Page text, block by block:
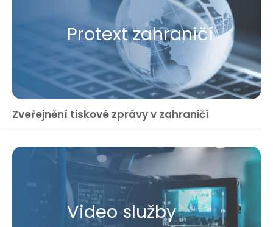
Protext zahraničí
Zveřejnění tiskové zprávy v zahraničí
Video služby